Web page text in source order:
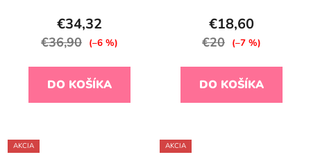
€34,32
€36,90 (–6 %)
DO KOŠÍKA
€18,60
€20 (–7 %)
DO KOŠÍKA
AKCIA AKCIA